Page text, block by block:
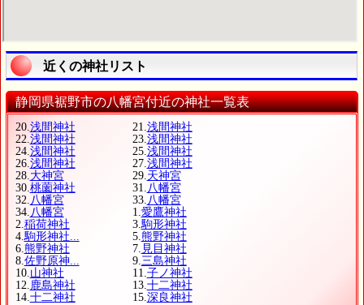
近くの神社リスト
静岡県裾野市の八幡宮付近の神社一覧表
20.浅間神社 21.浅間神社
22.浅間神社 23.浅間神社
24.浅間神社 25.浅間神社
26.浅間神社 27.浅間神社
28.大神宮 29.天神宮
30.桃薗神社 31.八幡宮
32.八幡宮 33.八幡宮
34.八幡宮 1.愛鷹神社
2.稲荷神社 3.駒形神社
4.駒形神社... 5.熊野神社
6.熊野神社 7. 見目神社
8.佐野原神... 9.三島神社
10.山神社 11.子ノ神社
12.鹿島神社 13.十二神社
14.十二神社 15.深良神社